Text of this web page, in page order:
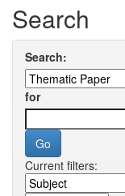
Search
Search:
for
Current filters: